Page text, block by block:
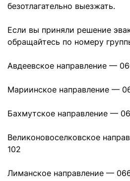
безотлагательно выезжать.
Если вы приняли решение
обращайтесь по номеру
Авдеевское направление —
Мариинское направление —
Бахмутское направление —
Великоновоселковское
102
Лиманское направление —